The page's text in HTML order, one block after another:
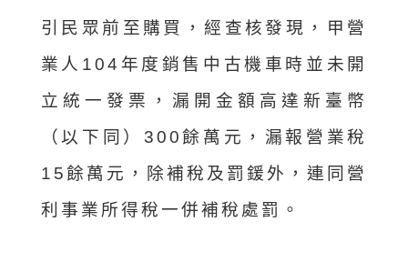
引民眾前至購買，經查核發現，甲營
業人104年度銷售中古機車時並未開
立統一發票，漏開金額高達新臺幣
（以下同）300餘萬元，漏報營業稅
15餘萬元，除補稅及罰鍰外，連同營
利事業所得稅一併補稅處罰。